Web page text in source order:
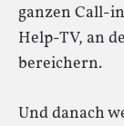
ganzen Call-
Help-TV, an
bereichern.
Und danach